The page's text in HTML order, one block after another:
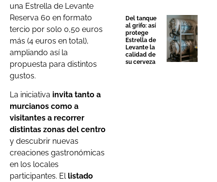
una Estrella de Levante
Reserva 60 en formato
tercio por solo 0,50 euros
más (4 euros en total),
ampliando así la
propuesta para distintos
gustos.
La iniciativa invita tanto a
murcianos como a
visitantes a recorrer
distintas zonas del centro
y descubrir nuevas
creaciones gastronómicas
en los locales
participantes. El listado
Del tanque
al grifo: así
protege
Estrella de
Levante la
calidad de
su cerveza